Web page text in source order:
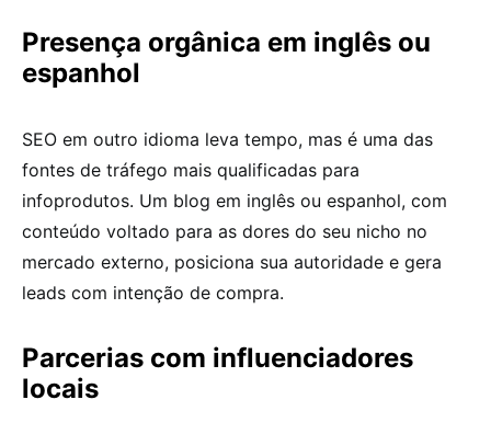
Presença orgânica em inglês ou
espanhol
SEO em outro idioma leva tempo, mas é uma das
fontes de tráfego mais qualificadas para
infoprodutos. Um blog em inglês ou espanhol, com
conteúdo voltado para as dores do seu nicho no
mercado externo, posiciona sua autoridade e gera
leads com intenção de compra.
Parcerias com influenciadores
locais